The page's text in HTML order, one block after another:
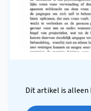
Dit artikel is alleen